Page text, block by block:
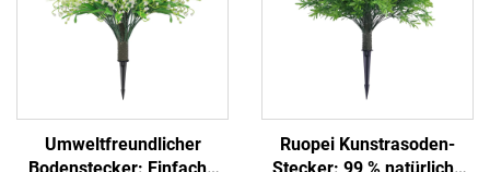
Umweltfreundlicher
Ruopei Kunstrasoden-